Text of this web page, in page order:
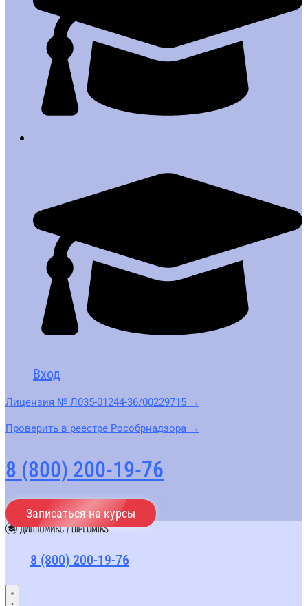
Вход
Лицензия № Л035-01244-36/00229715 →
Проверить в реестре Рособрнадзора →
8 (800) 200-19-76
Записаться на курсы
8 (800) 200-19-76